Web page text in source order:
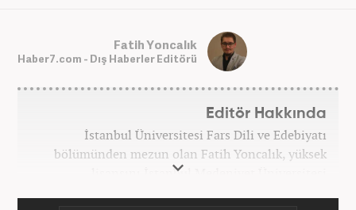
Fatih Yoncalık
Haber7.com - Dış Haberler Editörü
Editör Hakkında
İstanbul Üniversitesi Fars Dili ve Edebiyatı
bölümünden mezun olan Fatih Yoncalık, yüksek
lisansını İstanbul Medeniyet Üniversitesi